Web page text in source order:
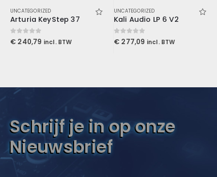
UNCATEGORIZED
Arturia KeyStep 37
0out of 5
€ 240,79 incl. BTW
UNCATEGORIZED
Kali Audio LP 6 V2
0out of 5
€ 277,09 incl. BTW
Schrijf je in op onze
Nieuwsbrief